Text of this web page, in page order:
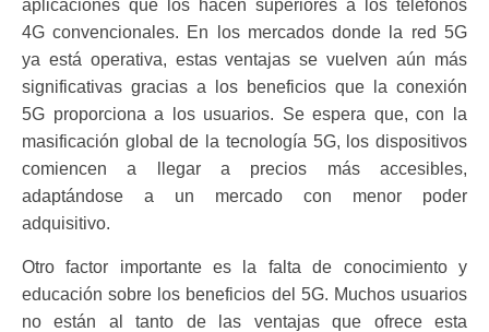
aplicaciones que los hacen superiores a los teléfonos
4G convencionales. En los mercados donde la red 5G
ya está operativa, estas ventajas se vuelven aún más
significativas gracias a los beneficios que la conexión
5G proporciona a los usuarios. Se espera que, con la
masificación global de la tecnología 5G, los dispositivos
comiencen a llegar a precios más accesibles,
adaptándose a un mercado con menor poder
adquisitivo.
Otro factor importante es la falta de conocimiento y
educación sobre los beneficios del 5G. Muchos usuarios
no están al tanto de las ventajas que ofrece esta